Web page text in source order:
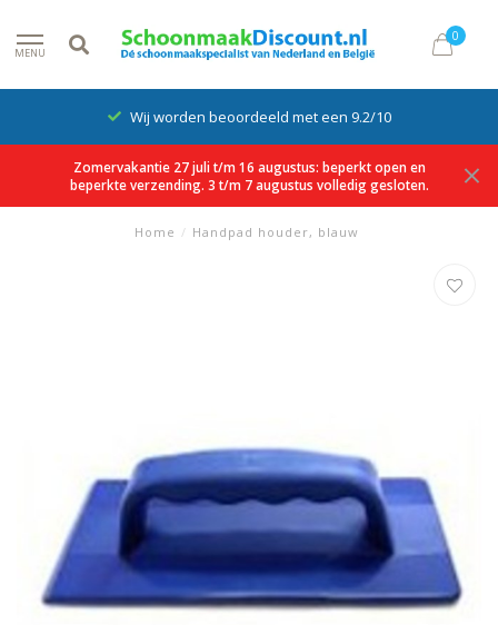
MENU
0
Wij worden beoordeeld met een 9.2/10
Zomervakantie 27 juli t/m 16 augustus: beperkt open en
beperkte verzending. 3 t/m 7 augustus volledig gesloten.
Home / Handpad houder, blauw